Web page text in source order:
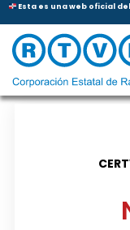
Esta es una web oficial